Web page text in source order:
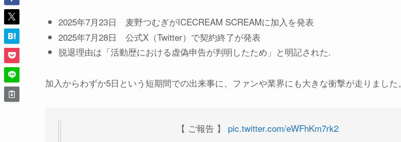
2025年7月23日 麦野つむぎがICECREAM SCREAMに加入を発表
2025年7月28日 公式X（Twitter）で契約終了が発表
脱退理由は「活動歴における虚偽申告が判明したため」と明記された.
加入からわずか5日という短期間での出来事に、ファンや業界にも大きな衝撃が走りました。
【 ご報告 】 pic.twitter.com/eWFhKm7rk2